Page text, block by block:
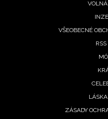
VŠEOBECNÉ
ZÁSADY